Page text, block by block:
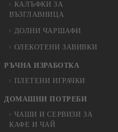
КАЛЪФКИ ЗА
ВЪЗГЛАВНИЦА
ДОЛНИ ЧАРШАФИ
ОЛЕКОТЕНИ ЗАВИВКИ
РЪЧНА ИЗРАБОТКА
ПЛЕТЕНИ ИГРАЧКИ
ДОМАШНИ ПОТРЕБИ
ЧАШИ И СЕРВИЗИ ЗА
КАФЕ И ЧАЙ